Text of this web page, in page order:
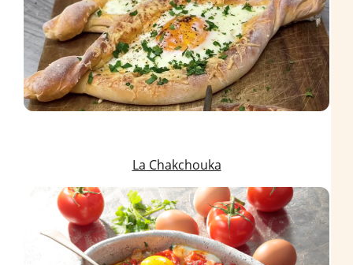
La Chakchouka